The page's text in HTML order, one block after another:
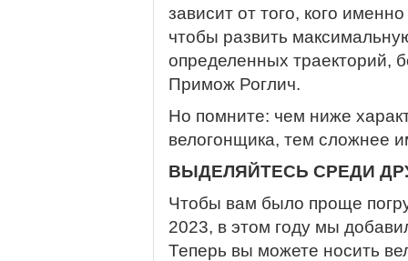
зависит от того, кого
чтобы развить
определенных траекторий,
Примож Роглич.
Но помните: чем ниже
велогонщика, тем сложнее
ВЫДЕЛЯЙТЕСЬ СРЕДИ
Чтобы вам было проще
2023, в этом году мы
Теперь вы можете носить